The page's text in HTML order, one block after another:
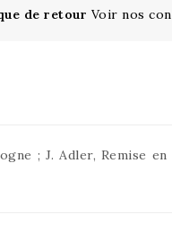
de retour Voir nos
; J. Adler, Remise